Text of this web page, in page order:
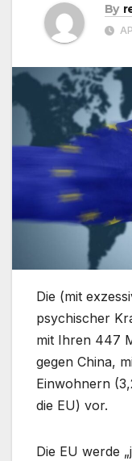
By
Die (mit
psychischer
mit Ihren 447
gegen China,
Einwohnern
die EU) vor.
Die EU werde